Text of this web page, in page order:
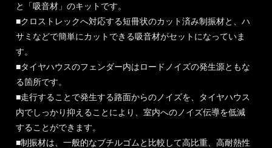
と「吸音材」のキットです。
■クロストレックへ対応する短冊状のカット済み制振材と、ハ
サミなどで簡単にカットできる吸音材がセットになっていま
す。
■タイヤハウスのフェンダー内はロードノイズの発生源ともな
る箇所です。
■走行することで発生する路面からのノイズを、タイヤハウス
内でしっかり抑えることにより、室内へのノイズ伝導を低減
することができます。
■制振材は、一般的なブチルゴムと比較して高比重、高耐熱性